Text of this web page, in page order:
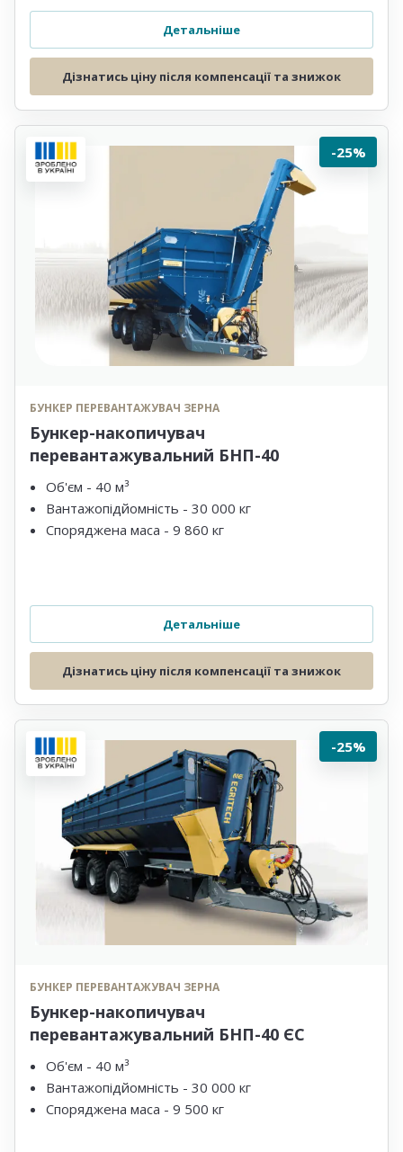
Детальніше
Дізнатись ціну після компенсації та знижок
-25%
БУНКЕР ПЕРЕВАНТАЖУВАЧ ЗЕРНА
Бункер-накопичувач
перевантажувальний БНП-40
Об'єм - 40 м³
Вантажопідйомність - 30 000 кг
Споряджена маса - 9 860 кг
Детальніше
Дізнатись ціну після компенсації та знижок
-25%
БУНКЕР ПЕРЕВАНТАЖУВАЧ ЗЕРНА
Бункер-накопичувач
перевантажувальний БНП-40 ЄС
Об'єм - 40 м³
Вантажопідйомність - 30 000 кг
Споряджена маса - 9 500 кг